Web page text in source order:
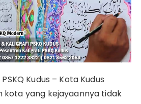
Kudus – Kota Kudus
kota yang kejayaannya tidak